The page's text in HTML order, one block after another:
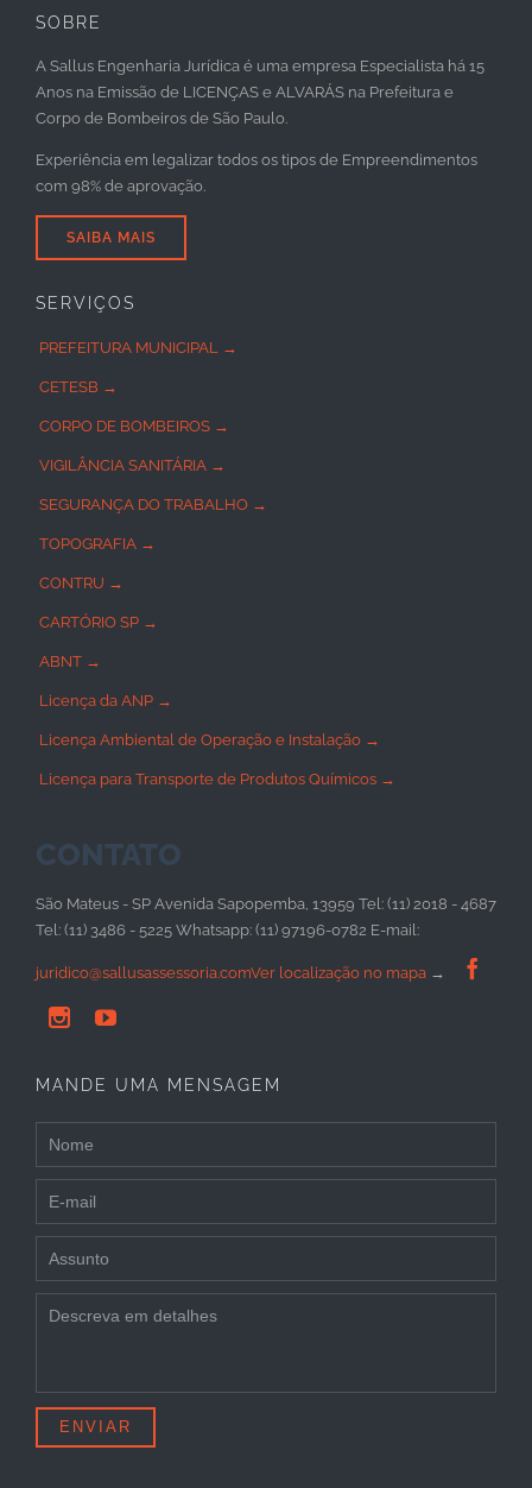
SOBRE
A Sallus Engenharia Jurídica é uma empresa Especialista há 15
Anos na Emissão de LICENÇAS e ALVARÁS na Prefeitura e
Corpo de Bombeiros de São Paulo.
Experiência em legalizar todos os tipos de Empreendimentos
com 98% de aprovação.
SAIBA MAIS
SERVIÇOS
PREFEITURA MUNICIPAL →
CETESB →
CORPO DE BOMBEIROS →
VIGILÂNCIA SANITÁRIA →
SEGURANÇA DO TRABALHO →
TOPOGRAFIA →
CONTRU →
CARTÓRIO SP →
ABNT →
Licença da ANP →
Licença Ambiental de Operação e Instalação →
Licença para Transporte de Produtos Químicos →
CONTATO
São Mateus - SP Avenida Sapopemba, 13959 Tel: (11) 2018 - 4687
Tel: (11) 3486 - 5225 Whatsapp: (11) 97196-0782 E-mail:
juridico@sallusassessoria.comVer localização no mapa → 
 
MANDE UMA MENSAGEM